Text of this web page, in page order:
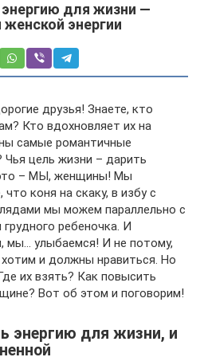
для жизни —
женской энергии
друзья! Знаете, кто
Кто вдохновляет их на
самые романтичные
Чья цель жизни – дарить
– МЫ, женщины! Мы
коня на скаку, в избу с
мы можем параллельно с
ребеночка. И
мы… улыбаемся! И не потому,
и должны нравиться. Но
их взять? Как повысить
Вот об этом и поговорим!
энергию для жизни, и